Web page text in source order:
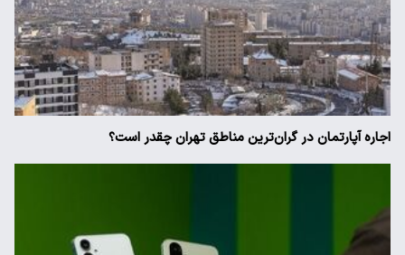
اجاره آپارتمان در گران‌ترین مناطق تهران چقدر است؟